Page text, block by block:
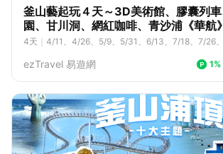
釜山藝起玩４天～3D美術館、膠囊列
園、甘川洞、網紅咖啡、青沙浦《華航》
4天 4/11、4/26、5/9、5/31、6/13、7/18、7/26
ezTravel 易遊網 1%